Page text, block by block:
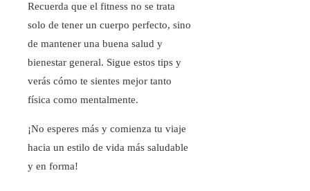
Recuerda que el fitness no se trata
solo de tener un cuerpo perfecto, sino
de mantener una buena salud y
bienestar general. Sigue estos tips y
verás cómo te sientes mejor tanto
física como mentalmente.
¡No esperes más y comienza tu viaje
hacia un estilo de vida más saludable
y en forma!